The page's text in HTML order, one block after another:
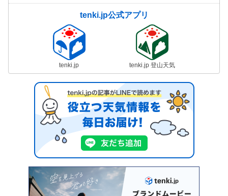
tenki.jp公式アプリ
tenki.jp tenki.jp 登山天気